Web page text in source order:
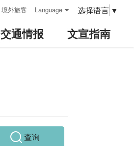
境外旅客 Language 选择语言 ▼
交通情报 文宣指南
查询